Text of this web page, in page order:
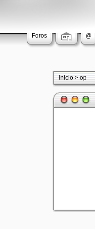
Foros @
Inicio>op